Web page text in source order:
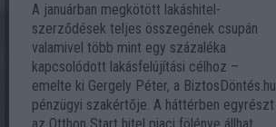
A januárban megkötött lakáshitel-
szerződések teljes összegének csupán
valamivel több mint egy százaléka
kapcsolódott lakásfelújítási célhoz –
emelte ki Gergely Péter, a BiztosDöntés.hu
pénzügyi szakértője. A háttérben egyrészt